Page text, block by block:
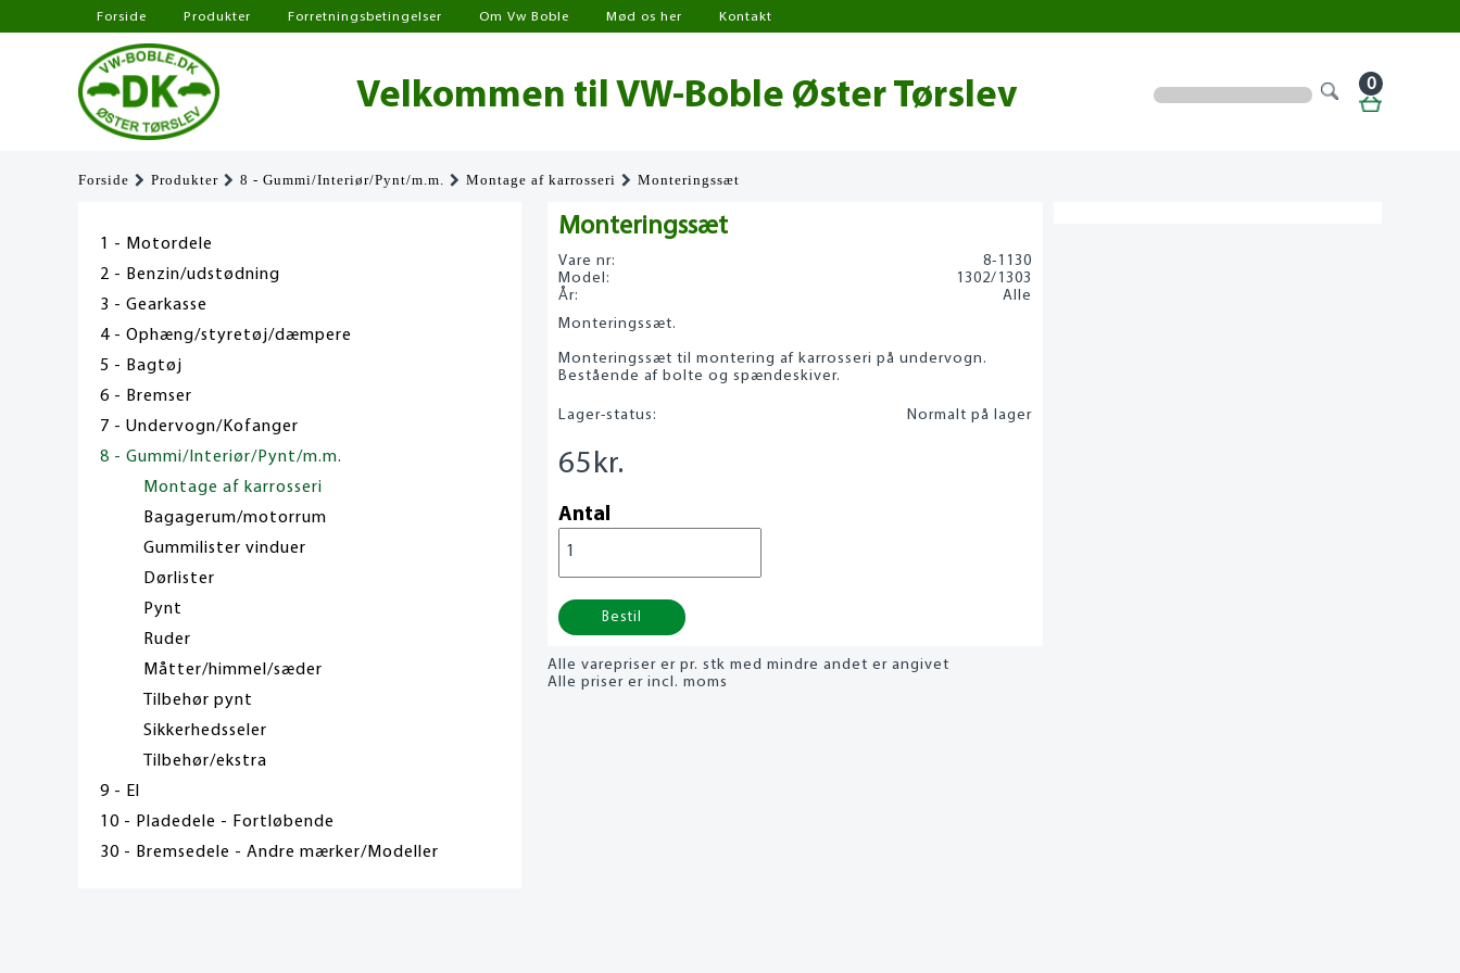
Forside Produkter Forretningsbetingelser Om Vw Boble Mød os her Kontakt
Velkommen til VW-Boble Øster Tørslev 0
Forside Produkter 8 - Gummi/Interiør/Pynt/m.m. Montage af karrosseri Monteringssæt
1 - Motordele
2 - Benzin/udstødning
3 - Gearkasse
4 - Ophæng/styretøj/dæmpere
5 - Bagtøj
6 - Bremser
7 - Undervogn/Kofanger
8 - Gummi/Interiør/Pynt/m.m.
Montage af karrosseri
Bagagerum/motorrum
Gummilister vinduer
Dørlister
Pynt
Ruder
Måtter/himmel/sæder
Tilbehør pynt
Sikkerhedsseler
Tilbehør/ekstra
9 - El
10 - Pladedele - Fortløbende
30 - Bremsedele - Andre mærker/Modeller
Monteringssæt
Vare nr:
8-1130
Model:
1302/1303
År:
Alle
Monteringssæt.
Monteringssæt til montering af karrosseri på undervogn.
Bestående af bolte og spændeskiver.
Lager-status: Normalt på lager
65 kr.
Antal
Bestil
Alle varepriser er pr. stk med mindre andet er angivet
Alle priser er incl. moms